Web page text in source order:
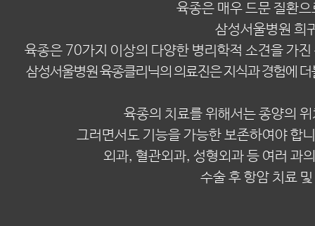
육종은 매우 드문 질환
삼성서울병원 희
육종은 70가지 이상의 다양한 병리학적 소견을 가
삼성서울병원 육종클리닉의 의료진은 지식과 경험에
육종의 치료를 위해서는 종양의
그러면서도 기능을 가능한 보존하여야 합
외과, 혈관외과, 성형외과 등 여러 과
수술 후 항암 치료